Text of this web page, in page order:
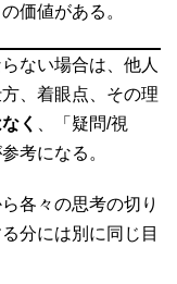
価値がある。
ない場合は、他人
、着眼点、その理
く 、「疑問/視
考になる。
各々の思考の切り
分には別に同じ目